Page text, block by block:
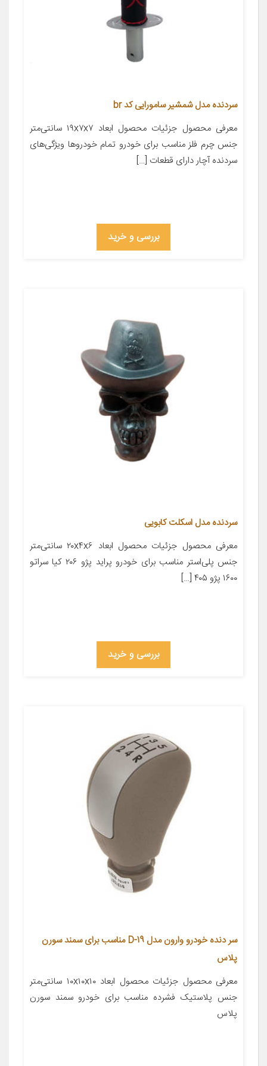
سردنده مدل شمشیر سامورایی کد br
معرفی محصول جزئیات محصول ابعاد ۱۹x۷x۷ سانتی‌متر
جنس چرم فلز مناسب برای خودرو تمام خودروها ویژگی‌های
سردنده آچار دارای قطعات […]
بررسی و خرید
سردنده مدل اسکلت کابویی
معرفی محصول جزئیات محصول ابعاد ۲۰x۴x۶ سانتی‌متر
جنس پلی‌استر مناسب برای خودرو پراید پژو ۲۰۶ کیا سراتو
۱۶۰۰ پژو ۴۰۵ […]
بررسی و خرید
سر دنده خودرو وارون مدل D-19 مناسب برای سمند سورن
پلاس
معرفی محصول جزئیات محصول ابعاد ۱۰x۱۰x۱۰ سانتی‌متر
جنس پلاستیک فشرده مناسب برای خودرو سمند سورن
پلاس